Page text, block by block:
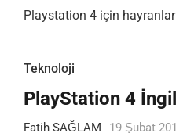
Playstation 4 için
Teknoloji
PlayStation 4
Fatih SAĞLAM 19 Şubat